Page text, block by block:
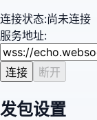
连接状态:尚未连接
服务地址:
连接 断开
发包设置